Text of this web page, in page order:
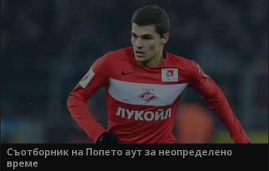
Съотборник на Попето аут за неопределено
време